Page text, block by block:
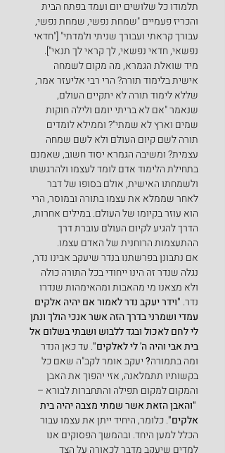
תלמודו כל שלושים יום ועמד בפתח הבית
והכריז פעמיים "שמחת נפשי, שמחת נפשי,
עבורך קראתי ועבורך שניתי ולמדתי" ["חדאי
נפשאי, חדאי נפשאי, לך קראי לך תנאי"].
מיד שואלת הגמרא, מה מקום לשמחה
אישית בלימוד תורה? הרי רבי אליעזר אמר,
שללא לימוד תורה לא יתקיים העולם,
שנאמר "אם לא בריתי יומם ולילה חוקות
שמים וארץ לא שמתי"? וממילא לומדים
תורה לשם קיום העולם ולא לשם שמחה
עצמית? ומשיבה הגמרא יסוד חשוב, שאמנם
בתחילת הלימוד אדם לומד לעצמו ולהרגשתו
ולשמחתו האישית, אולם בסופו של דבר
לאחר שממלא את עצמו בתורה ובמוסר, הרי
הוא עוזר בקיומו של העולם. במילים אחרות,
הדרך להגיע לקיום העולם עוברת דרך
ההתעצמות הרוחנית של האדם עצמו.
אם נתבונן בפרשתנו בנדר שיעקב אבינו נדר,
נגלה שנדר זה הינו ייחודי בכל התורה כולה
ולא מצאנו מי מהאבות ומהאימהות שנדרו
נדר. "וידר יעקב נדר לאמור אם יהיה אלקים
עמדי ושמרני בדרך הזה אשר אנכי הולך ונתן
לי לחם לאכול ובגד ללבוש ושבתי בשלום אל
בית אבי והיה ה' לי לאלקים". עד כאן הנדר
ומה בתמורה? יעקב אומר לקב"ה שאם כל
בקשותיו תתמלאנה, אזי יהפוך את האבן
והמקום למקום תפילה והתחברות לבורא –
"והאבן הזאת אשר שמתי מצבה יהיה בית
אלקים". כלומר, היחיד ייתן את עצמו עבור
הכלל למען היחד. ובהמשך הפסוקים אנו
למדים שיעקב מדבר לכאורה על הצד